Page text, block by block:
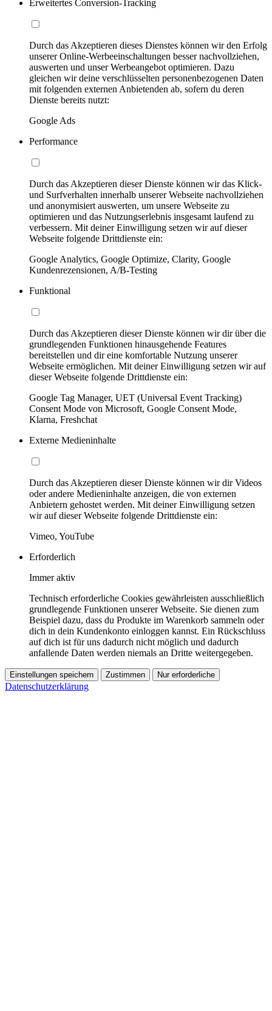
Erweitertes Conversion-Tracking
Durch das Akzeptieren dieses Dienstes können wir den Erfolg
unserer Online-Werbeeinschaltungen besser nachvollziehen,
auswerten und unser Werbeangebot optimieren. Dazu
gleichen wir deine verschlüsselten personenbezogenen Daten
mit folgenden externen Anbietenden ab, sofern du deren
Dienste bereits nutzt:
Google Ads
Performance
Durch das Akzeptieren dieser Dienste können wir das Klick-
und Surfverhalten innerhalb unserer Webseite nachvollziehen
und anonymisiert auswerten, um unsere Webseite zu
optimieren und das Nutzungserlebnis insgesamt laufend zu
verbessern. Mit deiner Einwilligung setzen wir auf dieser
Webseite folgende Drittdienste ein:
Google Analytics, Google Optimize, Clarity, Google
Kundenrezensionen, A/B-Testing
Funktional
Durch das Akzeptieren dieser Dienste können wir dir über die
grundlegenden Funktionen hinausgehende Features
bereitstellen und dir eine komfortable Nutzung unserer
Webseite ermöglichen. Mit deiner Einwilligung setzen wir auf
dieser Webseite folgende Drittdienste ein:
Google Tag Manager, UET (Universal Event Tracking)
Consent Mode von Microsoft, Google Consent Mode,
Klarna, Freshchat
Externe Medieninhalte
Durch das Akzeptieren dieser Dienste können wir dir Videos
oder andere Medieninhalte anzeigen, die von externen
Anbietern gehostet werden. Mit deiner Einwilligung setzen
wir auf dieser Webseite folgende Drittdienste ein:
Vimeo, YouTube
Erforderlich
Immer aktiv
Technisch erforderliche Cookies gewährleisten ausschließlich
grundlegende Funktionen unserer Webseite. Sie dienen zum
Beispiel dazu, dass du Produkte im Warenkorb sammeln oder
dich in dein Kundenkonto einloggen kannst. Ein Rückschluss
auf dich ist für uns dadurch nicht möglich und dadurch
anfallende Daten werden niemals an Dritte weitergegeben.
Einstellungen speichern Zustimmen Nur erforderliche
Datenschutzerklärung